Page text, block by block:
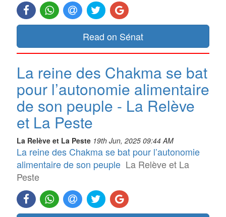
Read on Sénat
La reine des Chakma se bat
pour l’autonomie alimentaire
de son peuple - La Relève
et La Peste
La Relève et La Peste 19th Jun, 2025 09:44 AM
La reine des Chakma se bat pour l’autonomie
alimentaire de son peuple La Relève et La
Peste